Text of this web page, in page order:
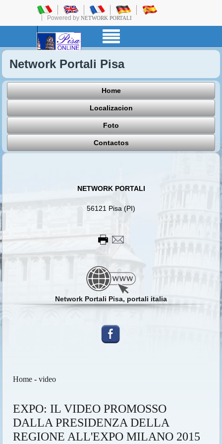
Powered by NETWORK PORTALI
Network Portali Pisa
Home
Localizacion
Foto
Contactos
NETWORK PORTALI
56121 Pisa (PI)
Network Portali Pisa, portali italia
Home -video
EXPO: IL VIDEO PROMOSSO
DALLA PRESIDENZA DELLA
REGIONE ALL'EXPO MILANO 2015